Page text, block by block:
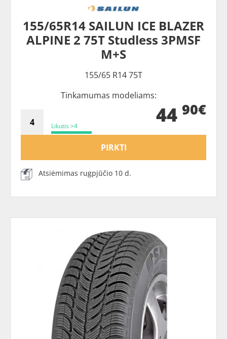
155/65R14 SAILUN ICE BLAZER
ALPINE 2 75T Studless 3PMSF
M+S
155/65 R14 75T
Tinkamumas modeliams:
Likutis >4 44 90€
PIRKTI
Atsiėmimas rugpjūčio 10 d.